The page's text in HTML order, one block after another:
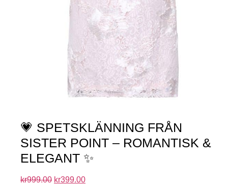
💗 SPETSKLÄNNING FRÅN
SISTER POINT – ROMANTISK &
ELEGANT ✨
kr999.00 kr399.00